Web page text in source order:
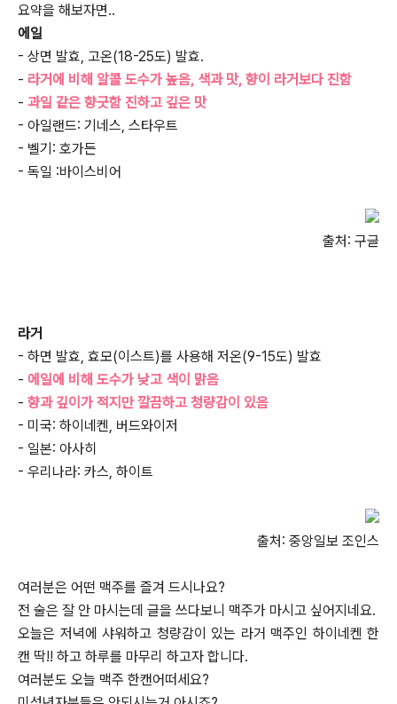
요약을 해보자면..
에일
- 상면 발효, 고온(18-25도) 발효.
- 라거에 비해 알콜 도수가 높음, 색과 맛, 향이 라거보다 진함
- 과일 같은 향긋함 진하고 깊은 맛
- 아일랜드: 기네스, 스타우트
- 벨기: 호가든
- 독일 :바이스비어
출처: 구글
라거
- 하면 발효, 효모(이스트)를 사용해 저온(9-15도) 발효
- 에일에 비해 도수가 낮고 색이 맑음
- 향과 깊이가 적지만 깔끔하고 청량감이 있음
- 미국: 하이네켄, 버드와이저
- 일본: 아사히
- 우리나라: 카스, 하이트
출처: 중앙일보 조인스
여러분은 어떤 맥주를 즐겨 드시나요?
전 술은 잘 안 마시는데 글을 쓰다보니 맥주가 마시고 싶어지네요.
오늘은 저녁에 샤워하고 청량감이 있는 라거 맥주인 하이네켄 한
캔 딱!! 하고 하루를 마무리 하고자 합니다.
여러분도 오늘 맥주 한캔어떠세요?